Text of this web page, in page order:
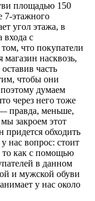
площадью 150
7-этажного
угол этажа, в
входа с
что покупатели
магазин насквозь,
часть
чтобы они
думаем
через него тоже
правда, меньше,
закроем этот
обходить
нас вопрос: стоит
то как с помощью
в данном
и мужской обуви
у нас около